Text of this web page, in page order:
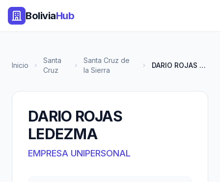
BoliviaHub
Inicio
Santa
Cruz
Santa Cruz de
la Sierra
DARIO ROJAS LEDEZMA
DARIO ROJAS
LEDEZMA
EMPRESA UNIPERSONAL